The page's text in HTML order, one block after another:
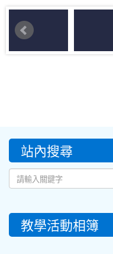
::: 站內搜尋
教學活動相簿